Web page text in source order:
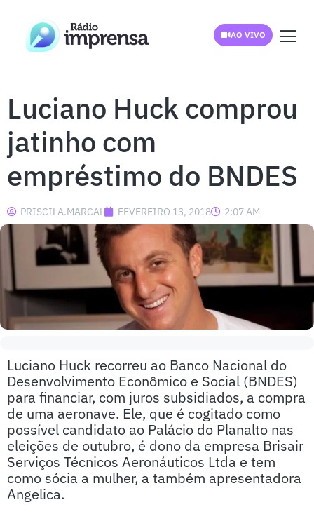
AO VIVO
Luciano Huck comprou
jatinho com
empréstimo do BNDES
PRISCILA.MARCAL FEVEREIRO 13, 2018 2:07 AM
Luciano Huck recorreu ao Banco Nacional do
Desenvolvimento Econômico e Social (BNDES)
para financiar, com juros subsidiados, a compra
de uma aeronave. Ele, que é cogitado como
possível candidato ao Palácio do Planalto nas
eleições de outubro, é dono da empresa Brisair
Serviços Técnicos Aeronáuticos Ltda e tem
como sócia a mulher, a também apresentadora
Angelica.